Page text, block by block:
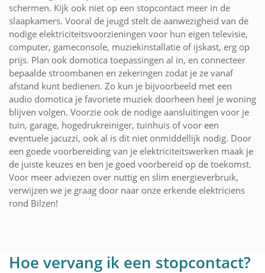
schermen. Kijk ook niet op een stopcontact meer in de
slaapkamers. Vooral de jeugd stelt de aanwezigheid van de
nodige elektriciteitsvoorzieningen voor hun eigen televisie,
computer, gameconsole, muziekinstallatie of ijskast, erg op
prijs. Plan ook domotica toepassingen al in, en connecteer
bepaalde stroombanen en zekeringen zodat je ze vanaf
afstand kunt bedienen. Zo kun je bijvoorbeeld met een
audio domotica je favoriete muziek doorheen heel je woning
blijven volgen. Voorzie ook de nodige aansluitingen voor je
tuin, garage, hogedrukreiniger, tuinhuis of voor een
eventuele jacuzzi, ook al is dit niet onmiddellijk nodig. Door
een goede voorbereiding van je elektriciteitswerken maak je
de juiste keuzes en ben je goed voorbereid op de toekomst.
Voor meer adviezen over nuttig en slim energieverbruik,
verwijzen we je graag door naar onze erkende elektriciens
rond Bilzen!
Hoe vervang ik een stopcontact?